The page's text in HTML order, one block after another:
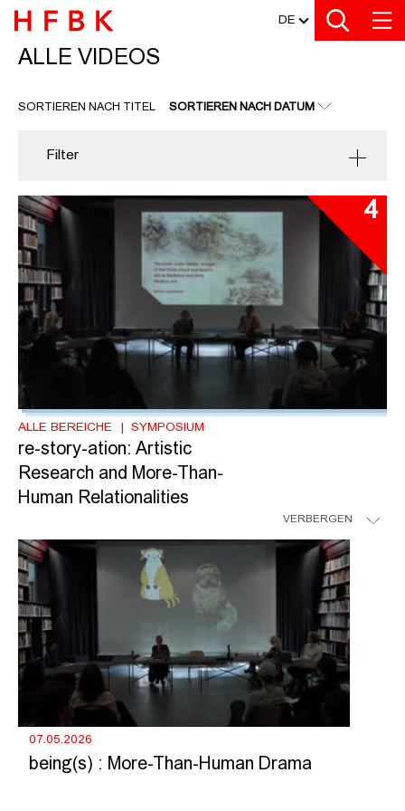
Zu den Filtern
Zur Metanavigation
Zur Hauptnavigation
Zur Suche
Zum Inhalt
Zum Seitenfuss DE
ALLE VIDEOS
ALLE VIDEOS
SORTIEREN NACH TITEL SORTIEREN NACH DATUM
Filter
4
ALLE BEREICHE SYMPOSIUM
re-story-ation: Artistic
Research and More-Than-
Human Relationalities
VERBERGEN
07.05.2026
being(s) : More-Than-Human Drama